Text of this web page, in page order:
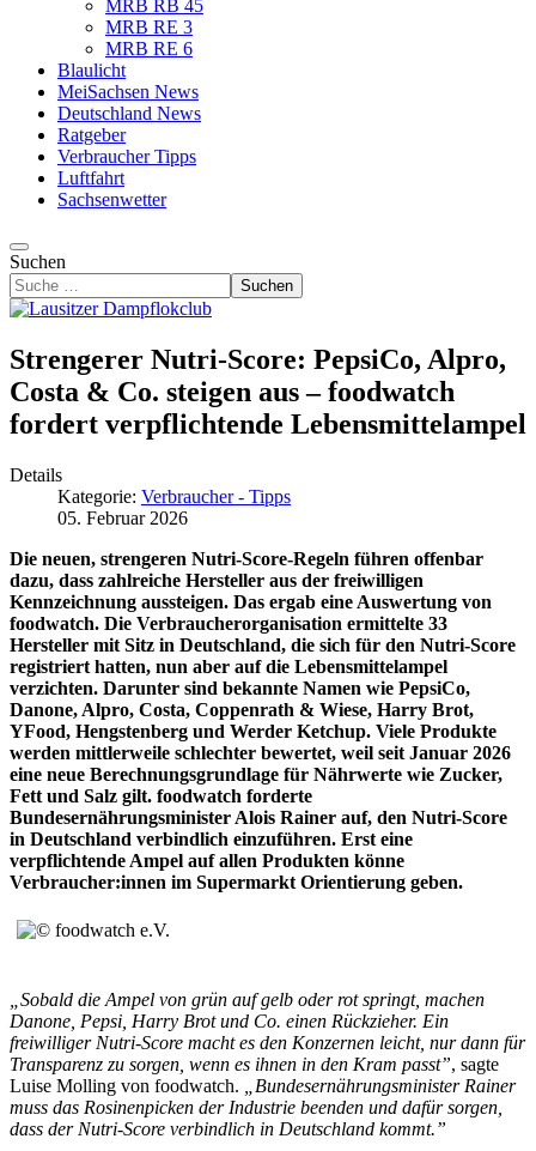
MRB RB 45
MRB RE 3
MRB RE 6
Blaulicht
MeiSachsen News
Deutschland News
Ratgeber
Verbraucher Tipps
Luftfahrt
Sachsenwetter
Suchen
Suchen
Strengerer Nutri-Score: PepsiCo, Alpro,
Costa & Co. steigen aus – foodwatch
fordert verpflichtende Lebensmittelampel
Details
Kategorie: Verbraucher - Tipps
05. Februar 2026
Die neuen, strengeren Nutri-Score-Regeln führen offenbar
dazu, dass zahlreiche Hersteller aus der freiwilligen
Kennzeichnung aussteigen. Das ergab eine Auswertung von
foodwatch. Die Verbraucherorganisation ermittelte 33
Hersteller mit Sitz in Deutschland, die sich für den Nutri-Score
registriert hatten, nun aber auf die Lebensmittelampel
verzichten. Darunter sind bekannte Namen wie PepsiCo,
Danone, Alpro, Costa, Coppenrath & Wiese, Harry Brot,
YFood, Hengstenberg und Werder Ketchup. Viele Produkte
werden mittlerweile schlechter bewertet, weil seit Januar 2026
eine neue Berechnungsgrundlage für Nährwerte wie Zucker,
Fett und Salz gilt. foodwatch forderte
Bundesernährungsminister Alois Rainer auf, den Nutri-Score
in Deutschland verbindlich einzuführen. Erst eine
verpflichtende Ampel auf allen Produkten könne
Verbraucher:innen im Supermarkt Orientierung geben.
„Sobald die Ampel von grün auf gelb oder rot springt, machen
Danone, Pepsi, Harry Brot und Co. einen Rückzieher. Ein
freiwilliger Nutri-Score macht es den Konzernen leicht, nur dann für
Transparenz zu sorgen, wenn es ihnen in den Kram passt”, sagte
Luise Molling von foodwatch.
„Bundesernährungsminister Rainer
muss das Rosinenpicken der Industrie beenden und dafür sorgen,
dass der Nutri-Score verbindlich in Deutschland kommt.”